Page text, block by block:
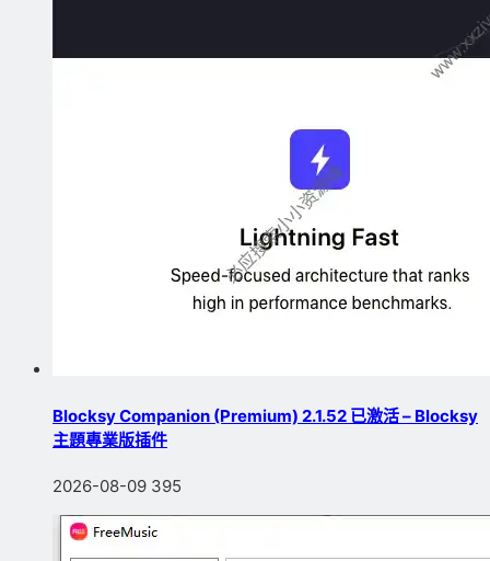
Blocksy Companion (Premium) 2.1.52 已激活 – Blocksy
主題專業版插件
2026-08-09 395